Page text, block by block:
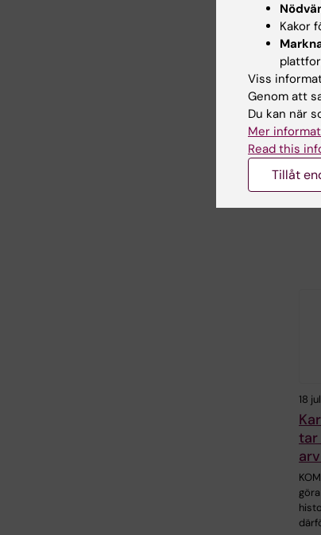
28
om
18
tar
Kakor
Viss
Genom att
Du kan när
Mer
Read this
Tillåt